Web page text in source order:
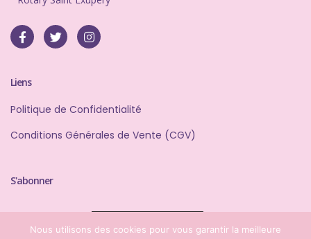
Liens
Politique de Confidentialité
Conditions Générales de Vente (CGV)
S'abonner
Nous utilisons des cookies pour vous garantir la meilleure